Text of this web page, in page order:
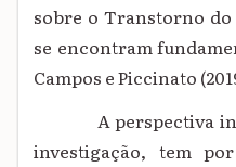
sobre o Transtorno do
se encontram
Campos e Piccinato
A perspectiva
investigação, tem